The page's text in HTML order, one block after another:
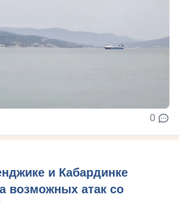
0
и Кабардинке
возможных атак со